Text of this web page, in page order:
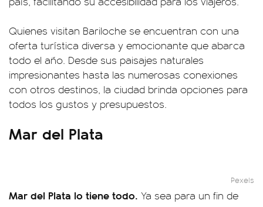
Quienes visitan Bariloche se encuentran con una
oferta turística diversa y emocionante que abarca
todo el año. Desde sus paisajes naturales
impresionantes hasta las numerosas conexiones
con otros destinos, la ciudad brinda opciones para
todos los gustos y presupuestos.
Mar del Plata
Pexels
Mar del Plata lo tiene todo. Ya sea para un fin de